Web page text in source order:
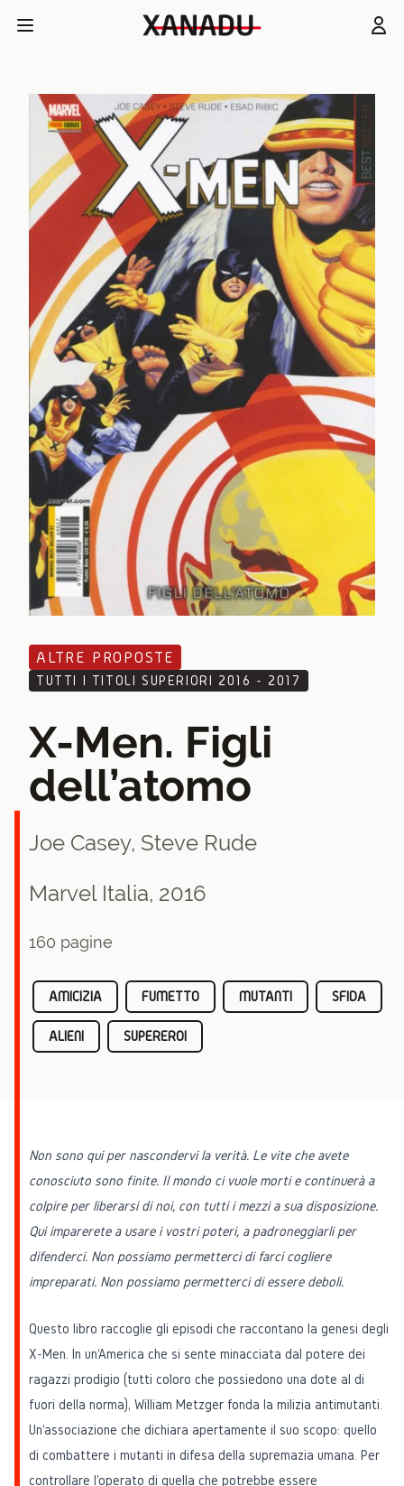
ALTRE PROPOSTE
TUTTI I TITOLI SUPERIORI 2016 - 2017
X-Men. Figli
dell’atomo
Joe Casey, Steve Rude
Marvel Italia, 2016
160 pagine
AMICIZIA FUMETTO MUTANTI SFIDA
ALIENI SUPEREROI
Non sono qui per nascondervi la verità. Le vite che avete
conosciuto sono finite. Il mondo ci vuole morti e continuerà a
colpire per liberarsi di noi, con tutti i mezzi a sua disposizione.
Qui imparerete a usare i vostri poteri, a padroneggiarli per
difenderci. Non possiamo permetterci di farci cogliere
impreparati. Non possiamo permetterci di essere deboli.
Questo libro raccoglie gli episodi che raccontano la genesi degli
X-Men. In un'America che si sente minacciata dal potere dei
ragazzi prodigio (tutti coloro che possiedono una dote al di
fuori della norma), William Metzger fonda la milizia antimutanti.
Un'associazione che dichiara apertamente il suo scopo: quello
di combattere i mutanti in difesa della supremazia umana. Per
controllare l'operato di quella che potrebbe essere